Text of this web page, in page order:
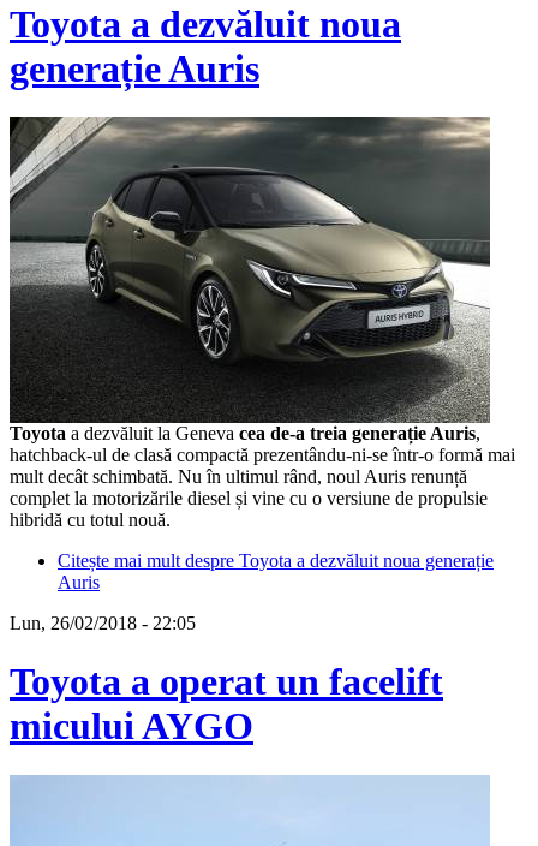
Toyota a dezvăluit noua
generație Auris
Toyota a dezvăluit la Geneva cea de-a treia generație Auris,
hatchback-ul de clasă compactă prezentându-ni-se într-o formă mai
mult decât schimbată. Nu în ultimul rând, noul Auris renunță
complet la motorizările diesel și vine cu o versiune de propulsie
hibridă cu totul nouă.
Citește mai mult despre Toyota a dezvăluit noua generație
Auris
Lun, 26/02/2018 - 22:05
Toyota a operat un facelift
micului AYGO